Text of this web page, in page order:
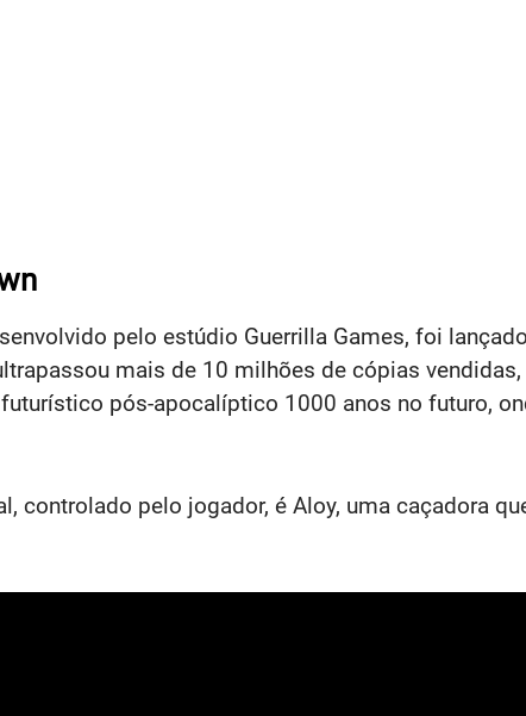
pelo estúdio Guerrilla Games, foi
mais de 10 milhões de cópias
pós-apocalíptico 1000 anos no futuro,
controlado pelo jogador, é Aloy, uma caçadora